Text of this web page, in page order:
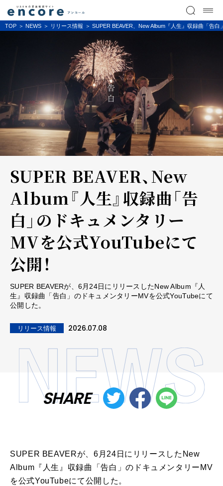
TOP NEWS リリース情報 SUPER BEAVER、New Album『人生』収録曲「告
SUPER BEAVER、New
Album『人生』収録曲「告
白」のドキュメンタリー
MVを公式YouTubeにて
公開！
SUPER BEAVERが、6月24日にリリースしたNew Album『人
生』収録曲「告白」のドキュメンタリーMVを公式YouTubeにて
公開した。
リリース情報 2026.07.08
SHARE
SUPER BEAVERが、6月24日にリリースしたNew
Album『人生』収録曲「告白」のドキュメンタリーMV
を公式YouTubeにて公開した。